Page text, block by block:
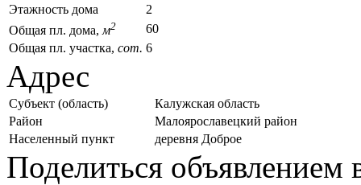
Этажность дома
2
Общая пл. дома, м2
60
Общая пл. участка, сот. 6
Адрес
Субъект (область)
Калужская область
Район
Малоярославецкий район
Населенный пункт
деревня Доброе
Поделиться объявлением